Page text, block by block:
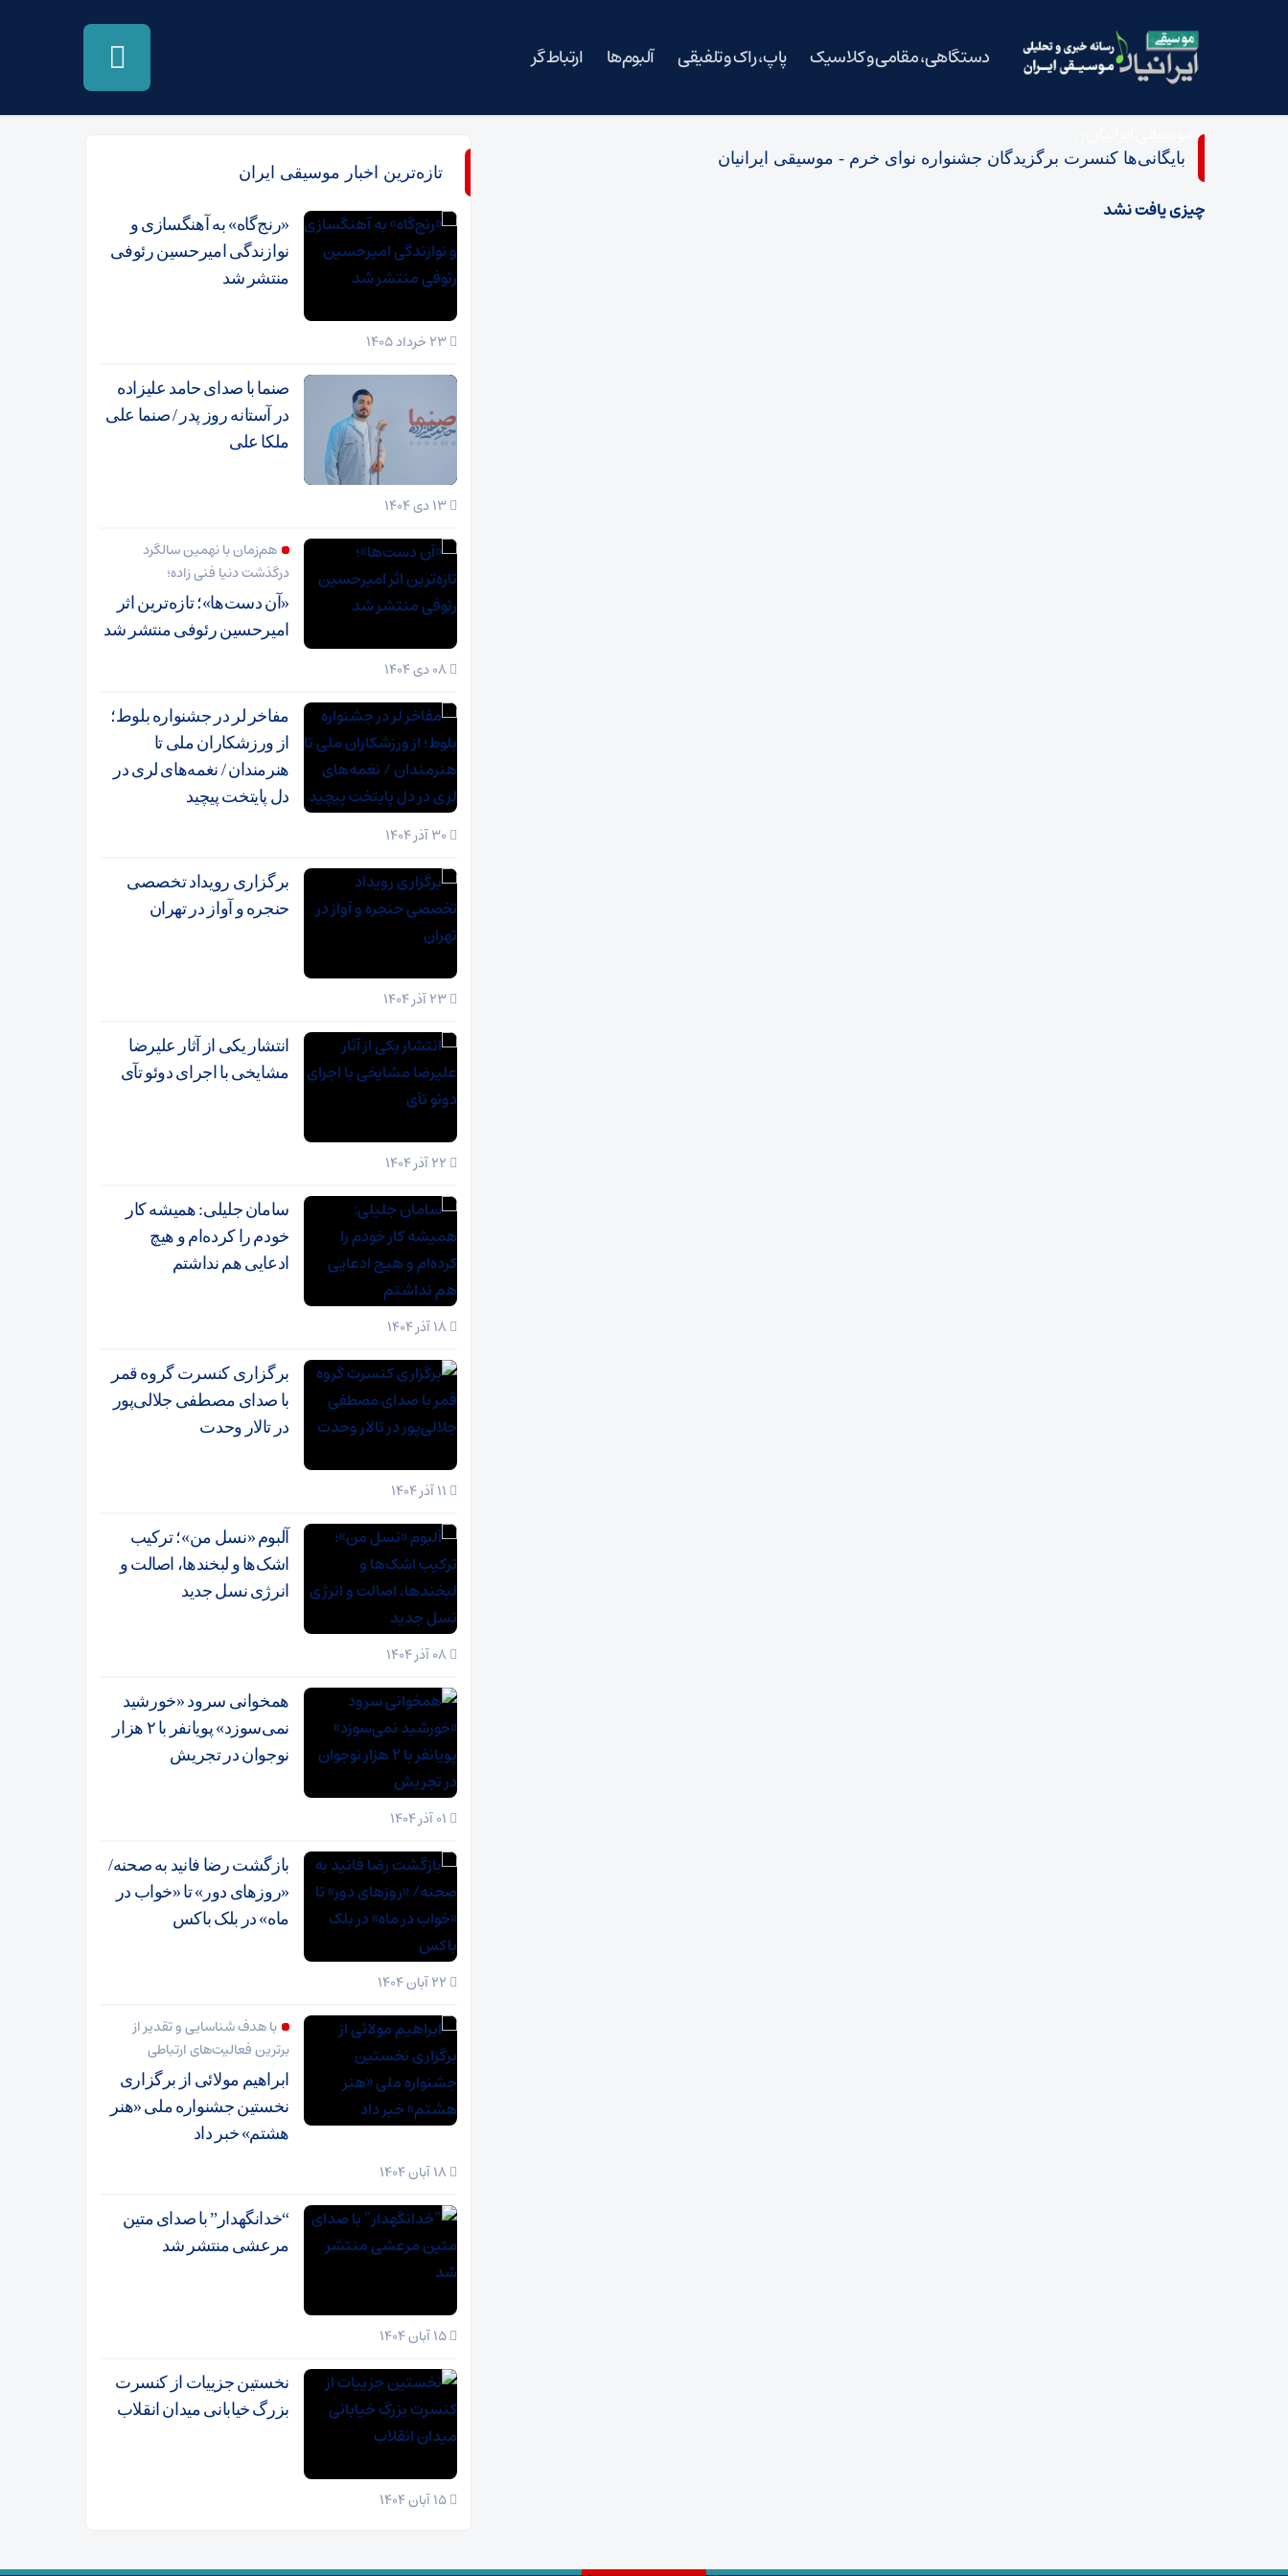
دستگاهی، مقامی و کلاسیک پاپ، راک و تلفیقی آلبوم‌ها ارتباط گر
بایگانی‌ها کنسرت برگزیدگان جشنواره نوای خرم - موسیقی ایرانیان
چیزی یافت نشد
تازه‌ترین اخبار موسیقی ایران
«رنج‌گاه» به آهنگسازی و
نوازندگی امیرحسین رئوفی
منتشر شد
صنما با صدای حامد علیزاده
در آستانه روز پدر / صنما علی
ملکا علی
هم‌زمان با نهمین سالگرد
درگذشت دنیا فنی زاده؛
«آن دست‌ها»؛ تازه‌ترین اثر
امیرحسین رئوفی منتشر شد
مفاخر لر در جشنواره بلوط؛
از ورزشکاران ملی تا
هنرمندان / نغمه‌های لری در
دل پایتخت پیچید
برگزاری رویداد تخصصی
حنجره و آواز در تهران
انتشار یکی از آثار علیرضا
مشایخی با اجرای دوئو تآی
سامان جلیلی: همیشه کار
خودم را کرده‌ام و هیچ
ادعایی هم نداشتم
برگزاری کنسرت گروه قمر
با صدای مصطفی جلالی‌پور
در تالار وحدت
آلبوم «نسل من»؛ ترکیب
اشک‌ها و لبخندها، اصالت و
انرژی نسل جدید
همخوانی سرود «خورشید
نمی‌سوزد» پویانفر با ۲ هزار
نوجوان در تجریش
بازگشت رضا فانید به صحنه/
«روزهای دور» تا «خواب در
ماه» در بلک باکس
با هدف شناسایی و تقدیر از
برترین فعالیت‌های ارتباطی
ابراهیم مولائی از برگزاری
نخستین جشنواره ملی «هنر
هشتم» خبر داد
“خدانگهدار” با صدای متین
مرعشی منتشر شد
نخستین جزییات از کنسرت
بزرگ خیابانی میدان انقلاب